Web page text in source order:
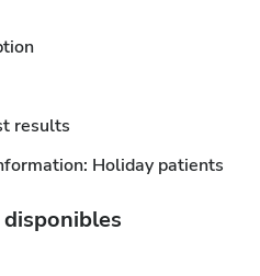
results
Holiday patients